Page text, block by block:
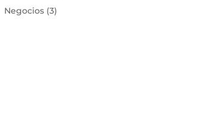
Negocios (3)